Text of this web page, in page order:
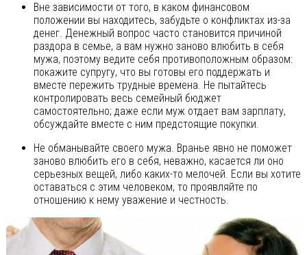
Вне зависимости от того, в каком финансовом
положении вы находитесь, забудьте о конфликтах из-за
денег. Денежный вопрос часто становится причиной
раздора в семье, а вам нужно заново влюбить в себя
мужа, поэтому ведите себя противоположным образом:
покажите супругу, что вы готовы его поддержать и
вместе пережить трудные времена. Не пытайтесь
контролировать весь семейный бюджет
самостоятельно; даже если муж отдает вам зарплату,
обсуждайте вместе с ним предстоящие покупки.
Не обманывайте своего мужа. Вранье явно не поможет
заново влюбить его в себя, неважно, касается ли оно
серьезных вещей, либо каких-то мелочей. Если вы хотите
оставаться с этим человеком, то проявляйте по
отношению к нему уважение и честность.